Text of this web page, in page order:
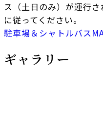
ス（土日のみ）が運行
に従ってください。
駐車場＆シャトルバス
ギャラリー